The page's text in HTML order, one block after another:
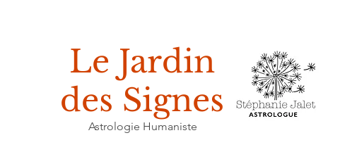
Le Jardin
des Signes
Astrologie Humaniste